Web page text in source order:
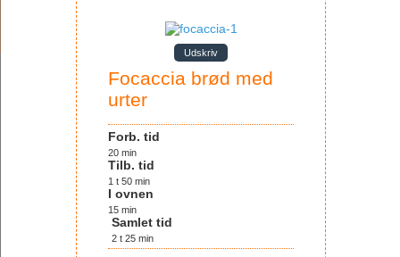
Udskriv
Focaccia brød med
urter
Forb. tid
20 min
Tilb. tid
1 t 50 min
I ovnen
15 min
Samlet tid
2 t 25 min